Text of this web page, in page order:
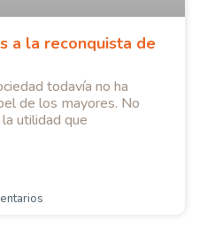
a la reconquista de
todavía no ha
de los mayores. No
utilidad que